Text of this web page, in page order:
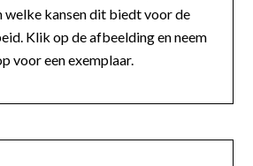
welke kansen dit biedt voor de
Klik op de afbeelding en neem
voor een exemplaar.